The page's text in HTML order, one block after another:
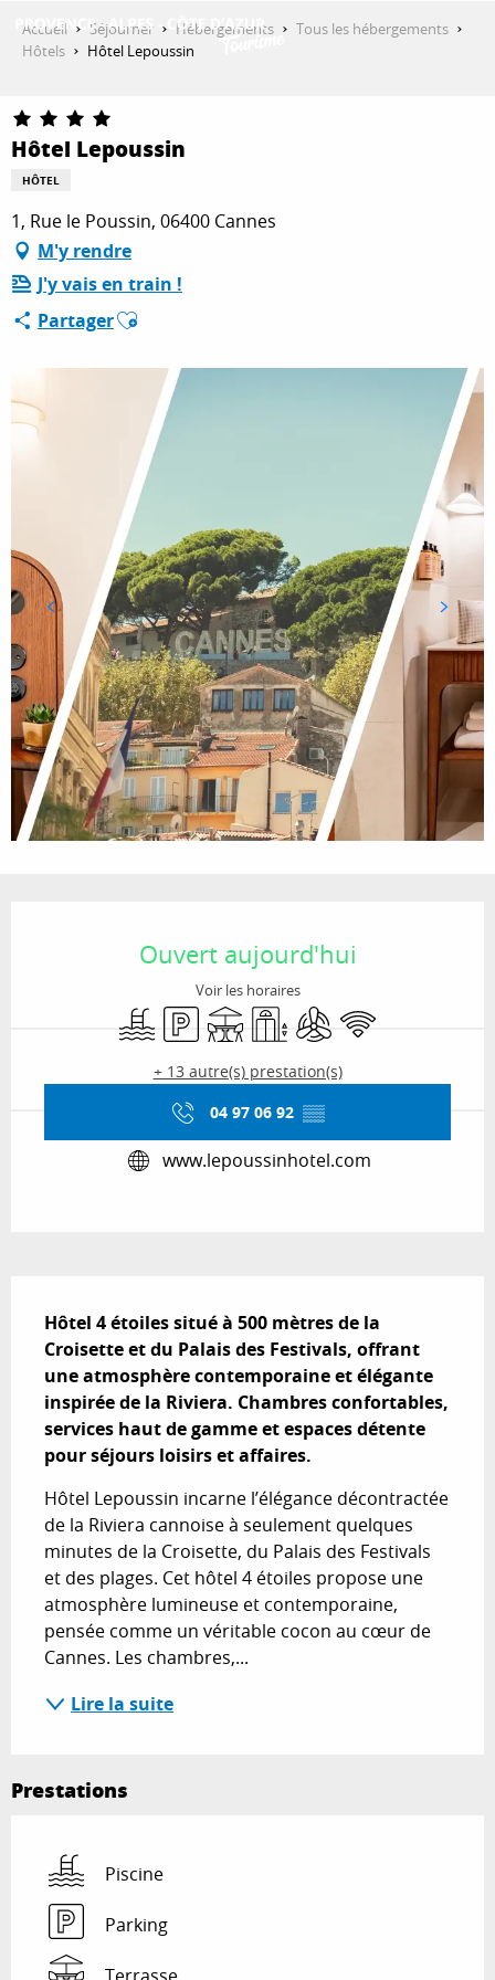
DÉCOUVRIR
QUE FAIRE ?
SÉJOURNER
ESPACE PRO
Accueil Séjourner Hébergements
Tous les hébergements
Hôtels
Hôtel Lepoussin
Hôtel Lepoussin
HÔTEL
1, Rue le Poussin, 06400 Cannes
M'y rendre
J'y vais en train !
PartagerAjouter aux favoris
Ouvert aujourd'hui
Voir les horaires
PiscineParkingTerrasseAscenseurAir conditionné
WiFi
+ 13 autre(s) prestation(s)
04 97 06 92 ▒▒
www.lepoussinhotel.com
Hôtel 4 étoiles situé à 500 mètres de la
Croisette et du Palais des Festivals, offrant
une atmosphère contemporaine et élégante
inspirée de la Riviera. Chambres confortables,
services haut de gamme et espaces détente
pour séjours loisirs et affaires.
Hôtel Lepoussin incarne l’élégance décontractée
de la Riviera cannoise à seulement quelques
minutes de la Croisette, du Palais des Festivals
et des plages. Cet hôtel 4 étoiles propose une
atmosphère lumineuse et contemporaine,
pensée comme un véritable cocon au cœur de
Cannes. Les chambres,...
Lire la suite
Prestations
Piscine
Parking